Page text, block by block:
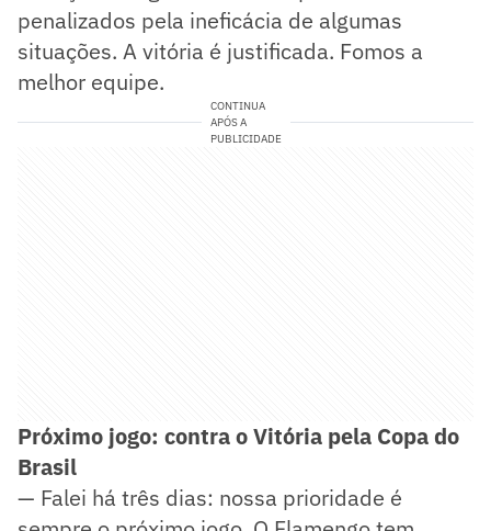
penalizados pela ineficácia de algumas
situações. A vitória é justificada. Fomos a
melhor equipe.
CONTINUA
APÓS A
PUBLICIDADE
Próximo jogo: contra o Vitória pela Copa do
Brasil
— Falei há três dias: nossa prioridade é